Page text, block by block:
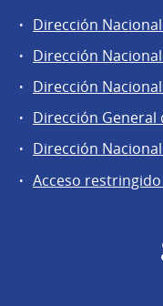
Áreas
de
la
Dirección
General
de
Secretaría
Dirección
Dirección
Dirección
Dirección General
Dirección
Acceso